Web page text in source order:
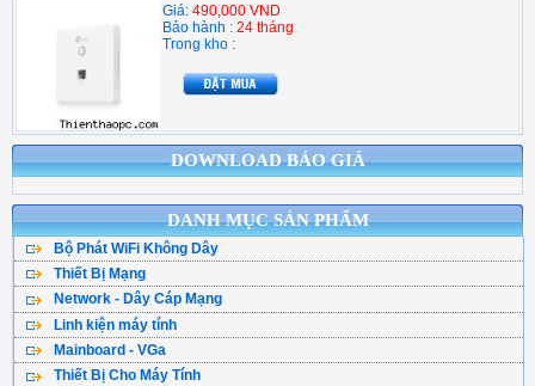
DOWNLOAD BÁO GIÁ
DANH MỤC SẢN PHẨM
Bộ Phát WiFi Không Dây
Bộ Phát WiFi TPLink
WiFi Tenda - DLink
WiFi Totolink - Hik
WiFi Mercusys
Thiết Bị Mạng
WiFi Mesh
WiFi Gắn Trần
Kích Sóng WiFi
Network - Dây Cáp Mạng
Cáp Mạng ( Cuộn )
Cân Bằng Tải
Hạt Bấm Mạng
Linh kiện máy tính
CPU - Bộ vi xử lý
Ổ Cứng SSD
Mainboard - VGa
Main Asus
Thiết Bị Cho Máy Tính
Giá: 490,000 VND
Bảo hành : 24 tháng
Trong kho :